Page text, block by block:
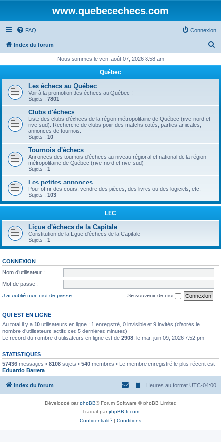
www.quebecechecs.com
FAQ Connexion
Index du forum
h
r
Nous sommes le ven. août 07, 2026 8:58 am
Québec
Les échecs au Québec
Voir à la promotion des échecs au Québec !
Sujets : 7801
Clubs d'échecs
Liste des clubs d'échecs de la région métropolitaine de Québec (rive-nord et
rive-sud). Recherche de clubs pour des matchs cotés, parties amicales,
annonces de tournois.
Sujets : 10
Tournois d'échecs
Annonces des tournois d'échecs au niveau régional et national de la région
métropolitaine de Québec (rive-nord et rive-sud)
Sujets : 1
Les petites annonces
Pour offrir des cours, vendre des pièces, des livres ou des logiciels, etc.
Sujets : 103
LEC
Ligue d'échecs de la Capitale
Constitution de la Ligue d'échecs de la Capitale
Sujets : 1
CONNEXION
Nom d’utilisateur :
Mot de passe :
J’ai oublié mon mot de passe
Se souvenir de moi
QUI EST EN LIGNE
Au total il y a 10 utilisateurs en ligne : 1 enregistré, 0 invisible et 9 invités (d’après le
nombre d’utilisateurs actifs ces 5 dernières minutes)
Le record du nombre d’utilisateurs en ligne est de 2908 , le mar. juin 09, 2026 7:52 pm
STATISTIQUES
57436 messages • 8108 sujets • 540 membres • Le membre enregistré le plus récent est
Eduardo Barrera
Index du forum Heures au format UTC-04:00
Développé parphpBB® Forum Software © phpBB Limited
Traduit parphpBB-fr.com
Confidentialité | Conditions